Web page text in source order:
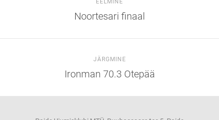
EELMINE
Noortesari finaal
JÄRGMINE
Ironman 70.3 Otepää